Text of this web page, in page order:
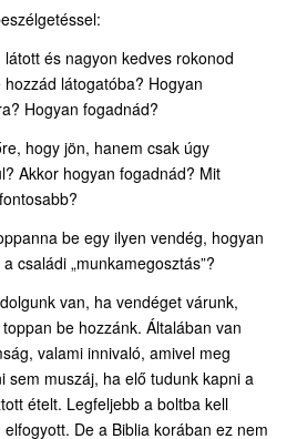
és nagyon kedves rokonod
látogatóba? Hogyan
Hogyan fogadnád?
hogy jön, hanem csak úgy
Akkor hogyan fogadnád? Mit
be egy ilyen vendég, hogyan
családi „munkamegosztás”?
van, ha vendéget várunk,
be hozzánk. Általában van
valami innivaló, amivel meg
sem muszáj, ha elő tudunk kapni a
ételt. Legfeljebb a boltba kell
De a Biblia korában ez nem